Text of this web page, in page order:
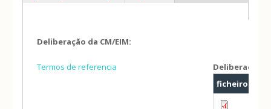
Deliberação da CM/EIM:
Termos de referencia
Deliberação:
ficheiro